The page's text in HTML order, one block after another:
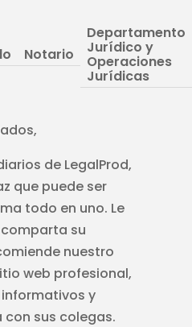
Notario
Departamento
Jurídico y
Operaciones
Jurídicas
de LegalProd,
que puede ser
todo en uno. Le
su
nuestro
web profesional,
y
con sus colegas.